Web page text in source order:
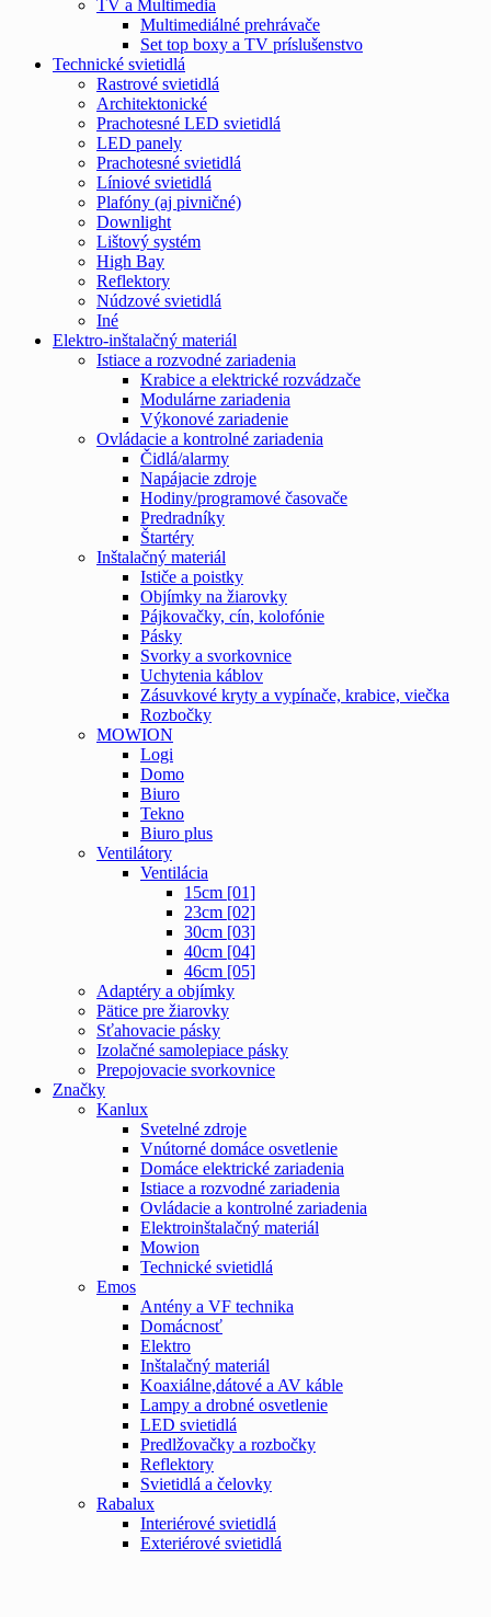
TV a Multimedia
Multimediálné prehrávače
Set top boxy a TV príslušenstvo
Technické svietidlá
Rastrové svietidlá
Architektonické
Prachotesné LED svietidlá
LED panely
Prachotesné svietidlá
Líniové svietidlá
Plafóny (aj pivničné)
Downlight
Lištový systém
High Bay
Reflektory
Núdzové svietidlá
Iné
Elektro-inštalačný materiál
Istiace a rozvodné zariadenia
Krabice a elektrické rozvádzače
Modulárne zariadenia
Výkonové zariadenie
Ovládacie a kontrolné zariadenia
Čidlá/alarmy
Napájacie zdroje
Hodiny/programové časovače
Predradníky
Štartéry
Inštalačný materiál
Ističe a poistky
Objímky na žiarovky
Pájkovačky, cín, kolofónie
Pásky
Svorky a svorkovnice
Uchytenia káblov
Zásuvkové kryty a vypínače, krabice, viečka
Rozbočky
MOWION
Logi
Domo
Biuro
Tekno
Biuro plus
Ventilátory
Ventilácia
15cm [01]
23cm [02]
30cm [03]
40cm [04]
46cm [05]
Adaptéry a objímky
Pätice pre žiarovky
Sťahovacie pásky
Izolačné samolepiace pásky
Prepojovacie svorkovnice
Značky
Kanlux
Svetelné zdroje
Vnútorné domáce osvetlenie
Domáce elektrické zariadenia
Istiace a rozvodné zariadenia
Ovládacie a kontrolné zariadenia
Elektroinštalačný materiál
Mowion
Technické svietidlá
Emos
Antény a VF technika
Domácnosť
Elektro
Inštalačný materiál
Koaxiálne,dátové a AV káble
Lampy a drobné osvetlenie
LED svietidlá
Predlžovačky a rozbočky
Reflektory
Svietidlá a čelovky
Rabalux
Interiérové svietidlá
Exteriérové svietidlá